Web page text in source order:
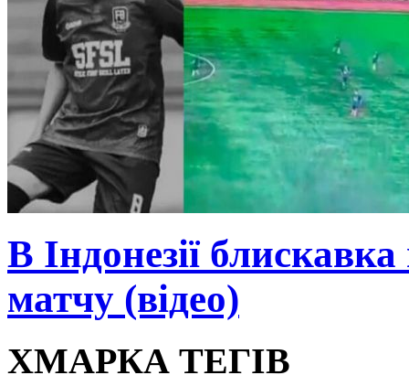
В Індонезії
матчу (відео)
ХМАРКА ТЕГІВ